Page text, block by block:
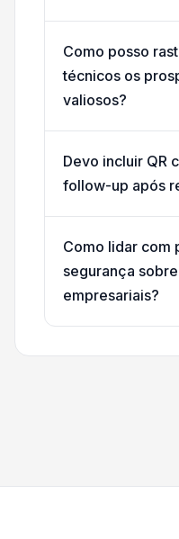
Como posso
técnicos os
valiosos?
Devo incluir QR
follow-up após
Como lidar com
segurança
empresariais?